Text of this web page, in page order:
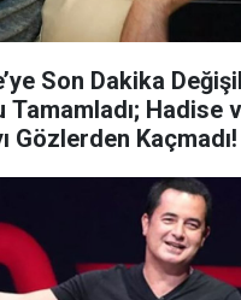
Son Dakika
Tamamladı; Hadise
Gözlerden